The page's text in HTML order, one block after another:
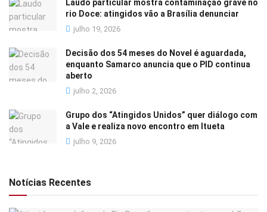
Laudo particular mostra contaminação grave no
rio Doce: atingidos vão a Brasília denunciar
julho 19, 2026
Decisão dos 54 meses do Novel é aguardada,
enquanto Samarco anuncia que o PID continua
aberto
julho 2, 2026
Grupo dos “Atingidos Unidos” quer diálogo com
a Vale e realiza novo encontro em Itueta
julho 9, 2026
Notícias Recentes